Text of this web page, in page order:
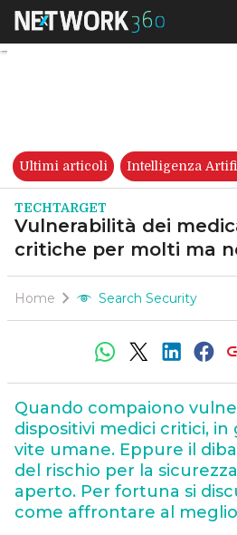
Ultimi articoli Intelligenza
TECHTARGET
Vulnerabilità dei
critiche per molti ma
Home Search Security
Quando compaiono
dispositivi medici critici, in
vite umane. Eppure il
del rischio per la
aperto. Per fortuna si
come affrontare al